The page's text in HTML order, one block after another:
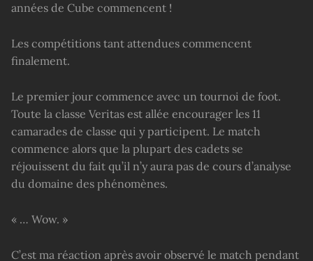
années de Cube commencent !
Les compétitions tant attendues commencent
finalement.
Le premier jour commence avec un tournoi de foot.
Toute la classe Veritas est allée encourager les 11
camarades de classe qui y participent. Le match
commence alors que la plupart des cadets se
réjouissent du fait qu’il n’y aura pas de cours d’analyse
du domaine des phénomènes.
« … Wow. »
C’est ma réaction après avoir observé le match pendant